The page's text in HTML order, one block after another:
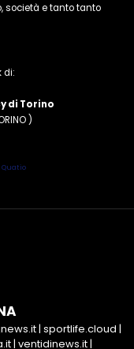
società e tanto tanto
di:
di Torino
)
Quatio
| sportlife.cloud |
| ventidinews.it|